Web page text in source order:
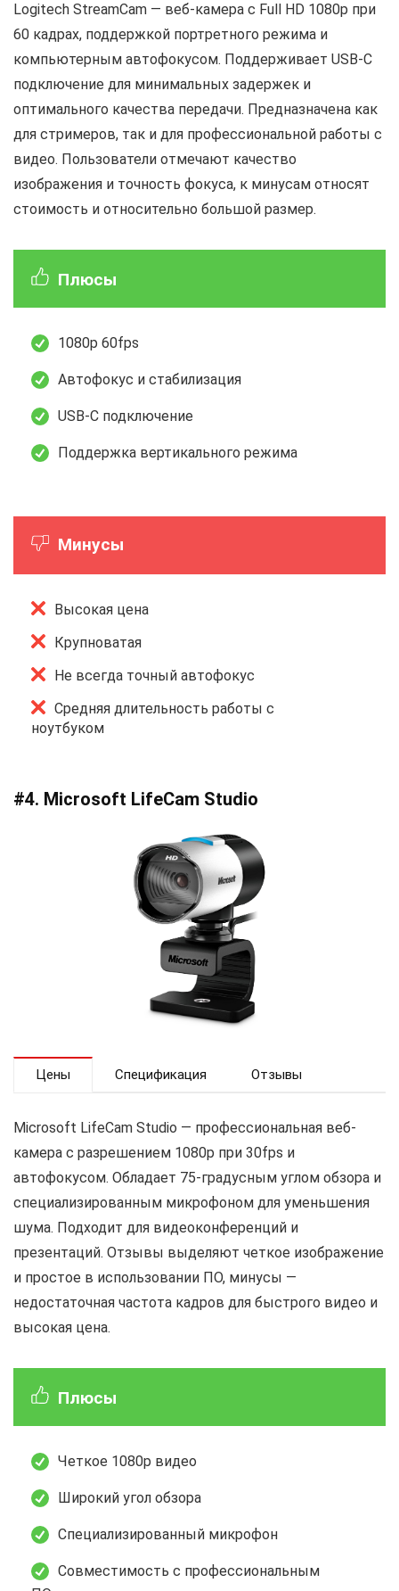
Logitech StreamCam — веб-камера с Full HD 1080p при
60 кадрах, поддержкой портретного режима и
компьютерным автофокусом. Поддерживает USB-C
подключение для минимальных задержек и
оптимального качества передачи. Предназначена как
для стримеров, так и для профессиональной работы с
видео. Пользователи отмечают качество
изображения и точность фокуса, к минусам относят
стоимость и относительно большой размер.
Плюсы
1080p 60fps
Автофокус и стабилизация
USB-C подключение
Поддержка вертикального режима
Минусы
Высокая цена
Крупноватая
Не всегда точный автофокус
Средняя длительность работы с
ноутбуком
#4. Microsoft LifeCam Studio
Цены Спецификация Отзывы
Microsoft LifeCam Studio — профессиональная веб-
камера с разрешением 1080p при 30fps и
автофокусом. Обладает 75-градусным углом обзора и
специализированным микрофоном для уменьшения
шума. Подходит для видеоконференций и
презентаций. Отзывы выделяют четкое изображение
и простое в использовании ПО, минусы —
недостаточная частота кадров для быстрого видео и
высокая цена.
Плюсы
Четкое 1080p видео
Широкий угол обзора
Специализированный микрофон
Совместимость с профессиональным